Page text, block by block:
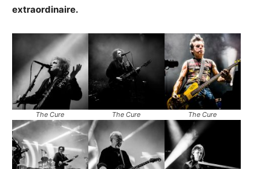
extraordinaire.
The Cure The Cure The Cure